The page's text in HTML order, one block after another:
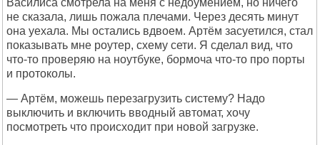
Василиса смотрела на меня с недоумением, но ничего
не сказала, лишь пожала плечами. Через десять минут
она уехала. Мы остались вдвоем. Артём засуетился, стал
показывать мне роутер, схему сети. Я сделал вид, что
что-то проверяю на ноутбуке, бормоча что-то про порты
и протоколы.
— Артём, можешь перезагрузить систему? Надо
выключить и включить вводный автомат, хочу
посмотреть что происходит при новой загрузке.